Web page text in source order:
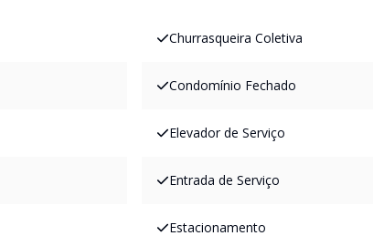
Churrasqueira Coletiva
Condomínio Fechado
Elevador de Serviço
Entrada de Serviço
Estacionamento